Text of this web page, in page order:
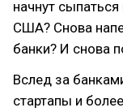
начнут
США? Снова
банки? И снова
Вслед за
стартапы и